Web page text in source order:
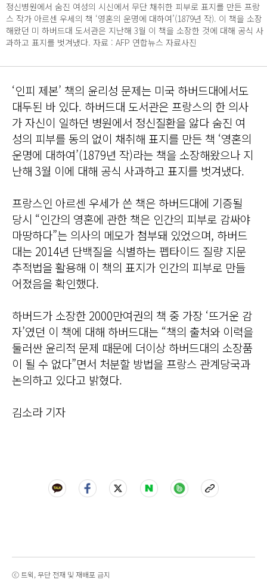
정신병원에서 숨진 여성의 시신에서 무단 채취한 피부로 표지를 만든 프랑
스 작가 아르센 우세의 책 ‘영혼의 운명에 대하여’(1879년 작). 이 책을 소장
해왔던 미 하버드대 도서관은 지난해 3월 이 책을 소장한 것에 대해 공식 사
과하고 표지를 벗겨냈다. 자료 : AFP 연합뉴스 자료사진
‘인피 제본’ 책의 윤리성 문제는 미국 하버드대에서도
대두된 바 있다. 하버드대 도서관은 프랑스의 한 의사
가 자신이 일하던 병원에서 정신질환을 앓다 숨진 여
성의 피부를 동의 없이 채취해 표지를 만든 책 ‘영혼의
운명에 대하여’(1879년 작)라는 책을 소장해왔으나 지
난해 3월 이에 대해 공식 사과하고 표지를 벗겨냈다.
프랑스인 아르센 우세가 쓴 책은 하버드대에 기증될
당시 “인간의 영혼에 관한 책은 인간의 피부로 감싸야
마땅하다”는 의사의 메모가 첨부돼 있었으며, 하버드
대는 2014년 단백질을 식별하는 펩타이드 질량 지문
추적법을 활용해 이 책의 표지가 인간의 피부로 만들
어졌음을 확인했다.
하버드가 소장한 2000만여권의 책 중 가장 ‘뜨거운 감
자’였던 이 책에 대해 하버드대는 “책의 출처와 이력을
둘러싼 윤리적 문제 때문에 더이상 하버드대의 소장품
이 될 수 없다”면서 처분할 방법을 프랑스 관계당국과
논의하고 있다고 밝혔다.
김소라 기자
ⓒ 트윅, 무단 전재 및 재배포 금지